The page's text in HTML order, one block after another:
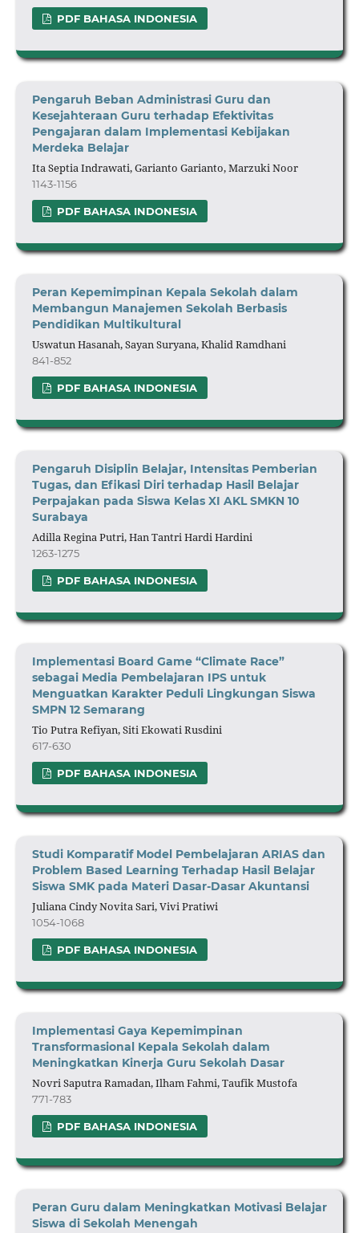
PDF BAHASA INDONESIA
Pengaruh Beban Administrasi Guru dan
Kesejahteraan Guru terhadap Efektivitas
Pengajaran dalam Implementasi Kebijakan
Merdeka Belajar
Ita Septia Indrawati, Garianto Garianto, Marzuki Noor
1143-1156
PDF BAHASA INDONESIA
Peran Kepemimpinan Kepala Sekolah dalam
Membangun Manajemen Sekolah Berbasis
Pendidikan Multikultural
Uswatun Hasanah, Sayan Suryana, Khalid Ramdhani
841-852
PDF BAHASA INDONESIA
Pengaruh Disiplin Belajar, Intensitas Pemberian
Tugas, dan Efikasi Diri terhadap Hasil Belajar
Perpajakan pada Siswa Kelas XI AKL SMKN 10
Surabaya
Adilla Regina Putri, Han Tantri Hardi Hardini
1263-1275
PDF BAHASA INDONESIA
Implementasi Board Game “Climate Race”
sebagai Media Pembelajaran IPS untuk
Menguatkan Karakter Peduli Lingkungan Siswa
SMPN 12 Semarang
Tio Putra Refiyan, Siti Ekowati Rusdini
617-630
PDF BAHASA INDONESIA
Studi Komparatif Model Pembelajaran ARIAS dan
Problem Based Learning Terhadap Hasil Belajar
Siswa SMK pada Materi Dasar-Dasar Akuntansi
Juliana Cindy Novita Sari, Vivi Pratiwi
1054-1068
PDF BAHASA INDONESIA
Implementasi Gaya Kepemimpinan
Transformasional Kepala Sekolah dalam
Meningkatkan Kinerja Guru Sekolah Dasar
Novri Saputra Ramadan, Ilham Fahmi, Taufik Mustofa
771-783
PDF BAHASA INDONESIA
Peran Guru dalam Meningkatkan Motivasi Belajar
Siswa di Sekolah Menengah